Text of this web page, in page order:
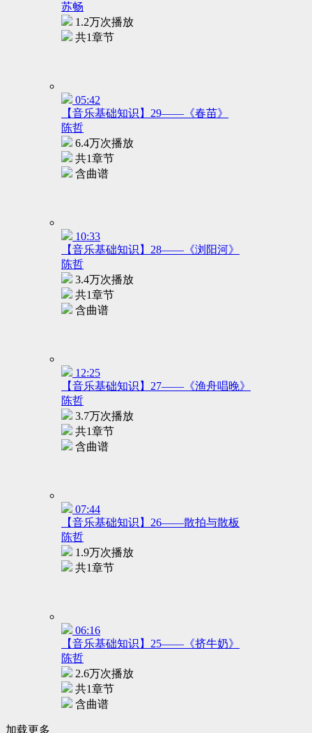
苏畅
1.2万次播放
共1章节
05:42
【音乐基础知识】29——《春苗》
陈哲
6.4万次播放
共1章节
含曲谱
10:33
【音乐基础知识】28——《浏阳河》
陈哲
3.4万次播放
共1章节
含曲谱
12:25
【音乐基础知识】27——《渔舟唱晚》
陈哲
3.7万次播放
共1章节
含曲谱
07:44
【音乐基础知识】26——散拍与散板
陈哲
1.9万次播放
共1章节
06:16
【音乐基础知识】25——《挤牛奶》
陈哲
2.6万次播放
共1章节
含曲谱
加载更多